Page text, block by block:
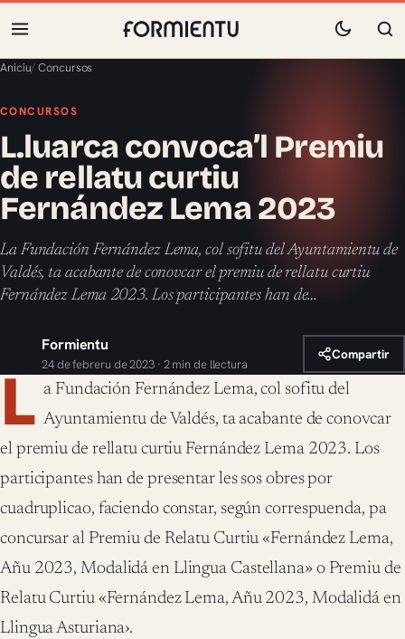
Aniciu/Concursos
CONCURSOS
L.luarca convoca’l Premiu
de rellatu curtiu
Fernández Lema 2023
La Fundación Fernández Lema, col sofitu del Ayuntamientu de
Valdés, ta acabante de conovcar el premiu de rellatu curtiu
Fernández Lema 2023. Los participantes han de…
Formientu
24 de febreru de 2023 · 2 min de llectura
Compartir
L a Fundación Fernández Lema, col sofitu del
Ayuntamientu de Valdés, ta acabante de conovcar
el premiu de rellatu curtiu Fernández Lema 2023. Los
participantes han de presentar les sos obres por
cuadruplicao, faciendo constar, según correspuenda, pa
concursar al Premiu de Relatu Curtiu «Fernández Lema,
Añu 2023, Modalidá en Llingua Castellana» o Premiu de
Relatu Curtiu «Fernández Lema, Añu 2023, Modalidá en
Llingua Asturiana›.